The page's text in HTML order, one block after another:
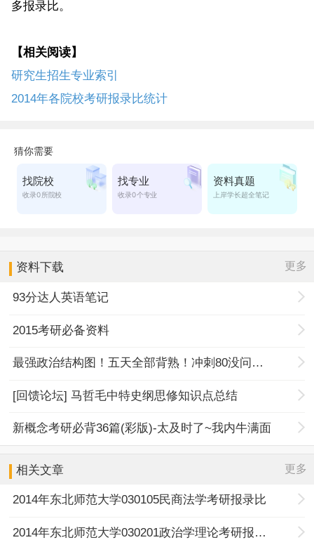
多报录比。
【相关阅读】
研究生招生专业索引
2014年各院校考研报录比统计
资料下载 更多
93分达人英语笔记
2015考研必备资料
最强政治结构图！五天全部背熟！冲刺80没问题！
[回馈论坛] 马哲毛中特史纲思修知识点总结
新概念考研必背36篇(彩版)-太及时了~我内牛满面
相关文章 更多
2014年东北师范大学030105民商法学考研报录比
2014年东北师范大学030201政治学理论考研报录比